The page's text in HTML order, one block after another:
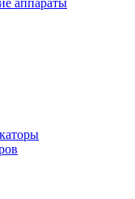
аппараты